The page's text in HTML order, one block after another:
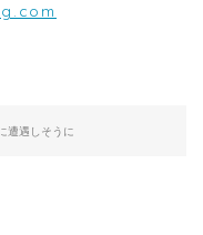
遭遇しそうに